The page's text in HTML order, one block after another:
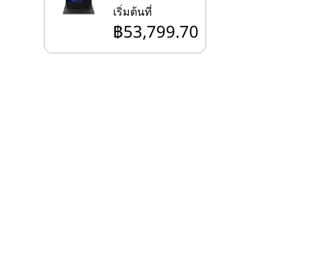
เริ่มต้นที่
฿53,799.70